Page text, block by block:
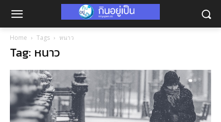
Home Tags หนาว
Tag: หนาว